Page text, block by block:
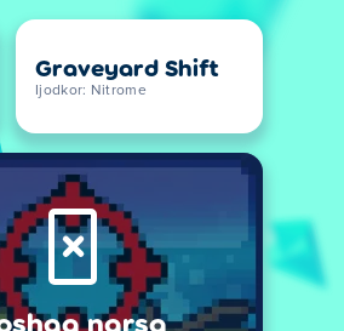
Graveyard Shift
Ijodkor: Nitrome
narsa